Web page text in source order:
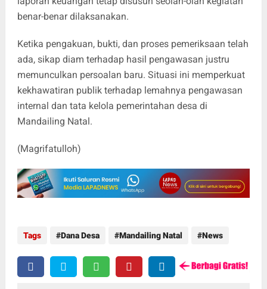
benar-benar dilaksanakan.
Ketika pengakuan, bukti, dan proses pemeriksaan telah
ada, sikap diam terhadap hasil pengawasan justru
memunculkan persoalan baru. Situasi ini memperkuat
kekhawatiran publik terhadap lemahnya pengawasan
internal dan tata kelola pemerintahan desa di
Mandailing Natal.
(Magrifatulloh)
Tags Dana Desa Mandailing Natal News